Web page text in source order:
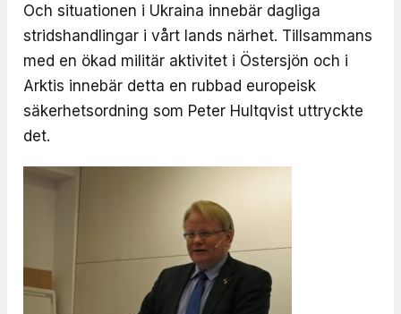
Och situationen i Ukraina innebär dagliga
stridshandlingar i vårt lands närhet. Tillsammans
med en ökad militär aktivitet i Östersjön och i
Arktis innebär detta en rubbad europeisk
säkerhetsordning som Peter Hultqvist uttryckte
det.